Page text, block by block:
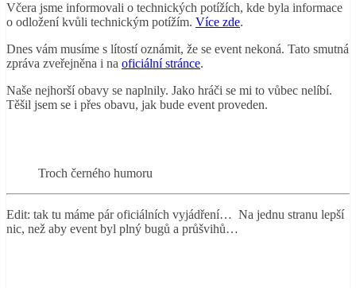
Včera jsme informovali o technických potížích, kde byla informace
o odložení kvůli technickým potížím. Více zde.
Dnes vám musíme s lítostí oznámit, že se event nekoná. Tato smutná
zpráva zveřejněna i na oficiální stránce.
Naše nejhorší obavy se naplnily. Jako hráči se mi to vůbec nelíbí.
Těšil jsem se i přes obavu, jak bude event proveden.
Troch černého humoru
Edit: tak tu máme pár oficiálních vyjádření… Na jednu stranu lepší
nic, než aby event byl plný bugů a průšvihů…